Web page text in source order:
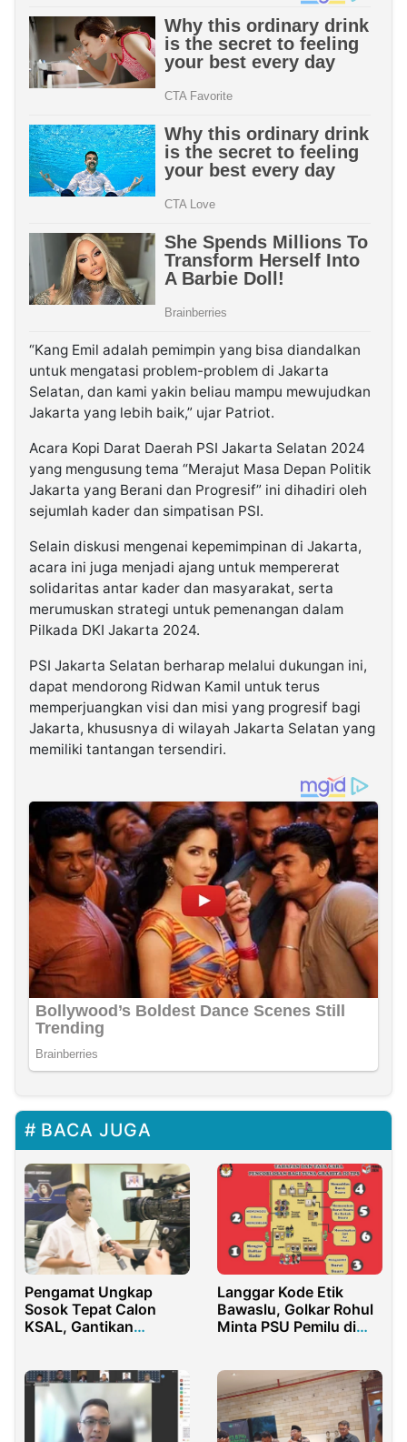
“Kang Emil adalah pemimpin yang bisa diandalkan
untuk mengatasi problem-problem di Jakarta
Selatan, dan kami yakin beliau mampu mewujudkan
Jakarta yang lebih baik,” ujar Patriot.
Acara Kopi Darat Daerah PSI Jakarta Selatan 2024
yang mengusung tema “Merajut Masa Depan Politik
Jakarta yang Berani dan Progresif” ini dihadiri oleh
sejumlah kader dan simpatisan PSI.
Selain diskusi mengenai kepemimpinan di Jakarta,
acara ini juga menjadi ajang untuk mempererat
solidaritas antar kader dan masyarakat, serta
merumuskan strategi untuk pemenangan dalam
Pilkada DKI Jakarta 2024.
PSI Jakarta Selatan berharap melalui dukungan ini,
dapat mendorong Ridwan Kamil untuk terus
memperjuangkan visi dan misi yang progresif bagi
Jakarta, khususnya di wilayah Jakarta Selatan yang
memiliki tantangan tersendiri.
BACA JUGA
Pengamat Ungkap
Sosok Tepat Calon
KSAL, Gantikan
Langgar Kode Etik
Bawaslu, Golkar Rohul
Minta PSU Pemilu di